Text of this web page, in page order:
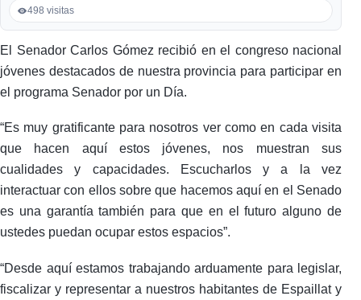
498 visitas
El Senador Carlos Gómez recibió en el congreso nacional
jóvenes destacados de nuestra provincia para participar en
el programa Senador por un Día.
“Es muy gratificante para nosotros ver como en cada visita
que hacen aquí estos jóvenes, nos muestran sus
cualidades y capacidades. Escucharlos y a la vez
interactuar con ellos sobre que hacemos aquí en el Senado
es una garantía también para que en el futuro alguno de
ustedes puedan ocupar estos espacios”.
“Desde aquí estamos trabajando arduamente para legislar,
fiscalizar y representar a nuestros habitantes de Espaillat y